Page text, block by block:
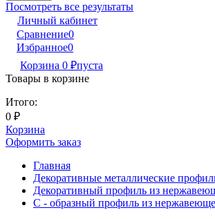
Посмотреть все результаты
Личный кабинет
Сравнение0
Избранное0
Корзина 0 ₽пуста
Товары в корзине
Итого:
0 ₽
Корзина
Оформить заказ
Главная
Декоративные металлические
Декоративный профиль из
С - образный профиль из